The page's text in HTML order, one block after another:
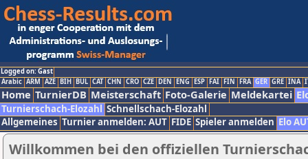
Logged on: Gast
Arabic ARM AZE BIH BUL CAT CHN CRO CZE DEN ENG ESP FAI FIN FRA GER GRE INA
Home TurnierDB Meisterschaft Foto-Galerie Meldekartei
Turnierschach-Elozahl Schnellschach-Elozahl
Allgemeines Turnier anmelden: AUT FIDE Spieler anmelden Elo
Willkommen bei den offiziellen